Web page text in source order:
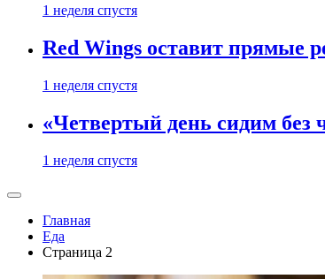
1 неделя спустя
Red Wings оставит прямые
1 неделя спустя
«Четвертый день сидим без
1 неделя спустя
Главная
Еда
Страница 2